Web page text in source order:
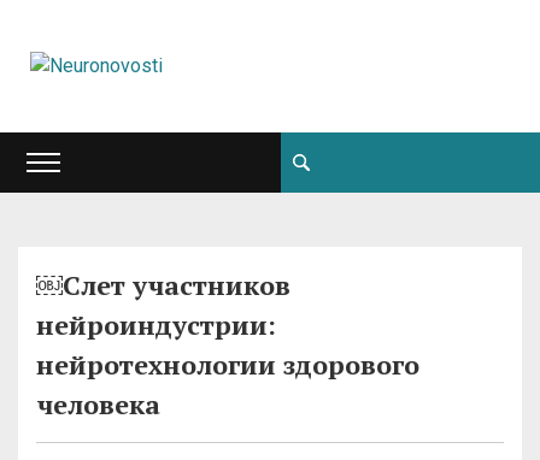
￼Слет участников
нейроиндустрии:
нейротехнологии здорового
человека